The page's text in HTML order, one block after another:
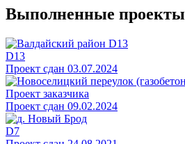
Выполненные проекты
D13
Проект сдан 03.07.2024
Проект заказчика
Проект сдан 09.02.2024
D7